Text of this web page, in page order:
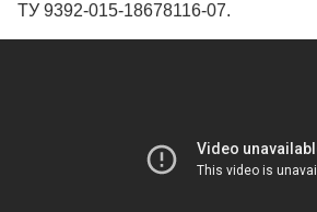
ТУ 9392-015-18678116-07.